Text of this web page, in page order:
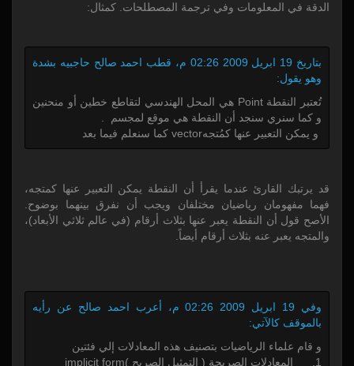
الدقة في المعلومات وفي ترجمة المصطلحات. كمثال:
بتاريخ 19 ابريل 2009 02:26 م، قطب احمد صالح حاجبيه بشدة
وهو يقول:
تُعتبر النقطة Point هي المحل الهندسي لتقاطع خطين أو منحنين
و كما سنري سنجد أن النقطة هي موقع لمجسم .
و يمكن التعبير عنها كمُتجهvector كما سنعلم فيما بعد
قد يرتبك القارئ عندما يقرأ أن النقطة يمكن التعبير عنها كمتجه،
فهما مفهومان رياضيان مختلفان ويجب أن نفرق بينهما بوضوح.
الأصح قول أن النقطة يعبر عنها بثلاث أرقام (في عالم ثلاثي الأبعاد)،
والمتجه يعبر عنه بثلاث أرقام أيضاً.
وفي 19 ابريل 2009 02:26 م، أعرب احمد صالح عن رأيه
بالموقف كالآتي:
و قام علماء الرياضيات بتصنيف هذه المعادلات إلي فئتين
1. المعادلات الصريحة ( التمثيل الصريح )implicit form